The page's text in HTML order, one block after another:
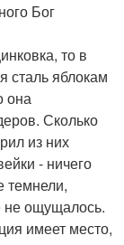
Бог
то в
яблокам
она
Сколько
из них
- ничего
темнели,
не ощущалось.
имеет место,